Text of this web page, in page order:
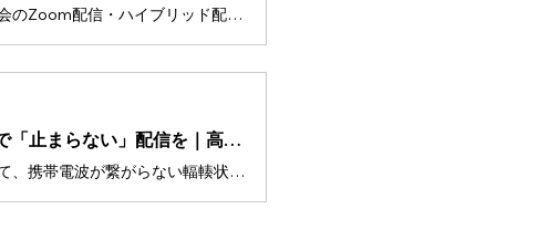
新潟県内のホテルで行われた講演会のZoom配信・ハイブリッド配信の実績を紹介。設営時間90分でのV-8HD活用術、50mHDMIケーブルの配線、会場設備トラブルへの即座の対応策など、失敗できない現場の裏側を公開します。
【実績紹介】2,000人の会場で「止まらない」配信を｜高市総理演説ライブ配信の裏側 - アイフィルム
高市早苗総理の演説ライブ配信にて、携帯電波が繋がらない輻輳状態を「Starlink」と「回線ボンディング技術」で解決。映画のような映像美とクリアな音声で、会場の熱気をリアルタイムに届けました。失敗できない配信はアイフィルムへ。